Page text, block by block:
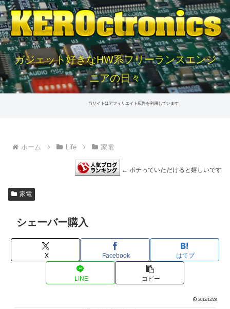
ガジェット好きなHW系フリーランスエンジ
ニアの日々
当サイトはアフィリエイト広告を利用しています
ホーム Life 家電
← ポチっていただけると嬉しいです
家電
シェーバー購入
X Facebook はてブ
LINE コピー
2012/12/28